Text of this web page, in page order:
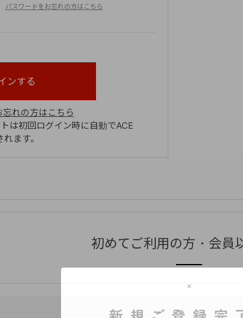
パスワードをお忘れの方はこちら
れの方はこちら
は初回ログイン時に自動でACE
ます。
初めてご利用の方・会員